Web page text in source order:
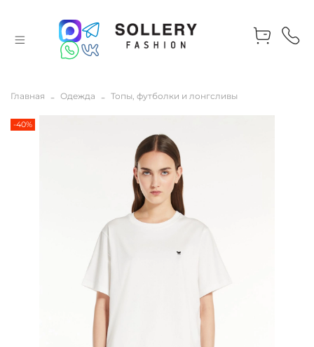
Главная Одежда Топы, футболки и лонгсливы
-40%